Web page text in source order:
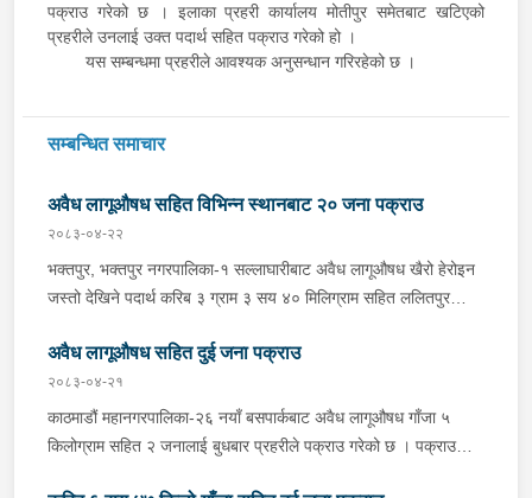
पक्राउ गरेको छ । इलाका प्रहरी कार्यालय मोतीपुर समेतबाट खटिएको
प्रहरीले उनलाई उक्त पदार्थ सहित पक्राउ गरेको हो ।
यस सम्बन्धमा प्रहरीले आवश्यक अनुसन्धान गरिरहेको छ ।
सम्बन्धित समाचार
अवैध लागूऔषध सहित विभिन्न स्थानबाट २० जना पक्राउ
२०८३-०४-२२
भक्तपुर, भक्तपुर नगरपालिका-१ सल्लाघारीबाट अवैध लागूऔषध खैरो हेरोइन
जस्तो देखिने पदार्थ करिब ३ ग्राम ३ सय ४० मिलिग्राम सहित ललितपुर
प्रहरीले पक्राउ गरेको छ । प्रहरी वृत्त जगातीबाट खटिएको प्रहरीले
बा.प्र.०२-०४५ प ३७८८ नम्बरको मोटरसाइकलमा सवार उनलाई उक्त पदार्थ
सहित पक्राउ गरेको हो । यसैगरी भक्तपुर, मध्यपुर थिमी नगरपालिका-१
लोकन्थलीबाट अवैध लागूऔषध खैरो हेरोइन जस्तो देखिने पदार्थ करिब ४ ग्राम
अवैध लागूऔषध सहित दुई जना पक्राउ
२०८३-०४-२१
काठमाडौं महानगरपालिका-२६ नयाँ बसपार्कबाट अवैध लागूऔषध गाँजा ५
किलोग्राम सहित २ जनालाई बुधबार प्रहरीले पक्राउ गरेको छ । पक्राउ